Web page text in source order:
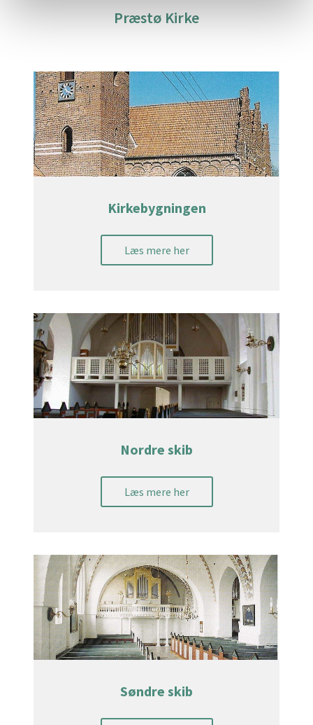
Præstø Kirke
Kirkebygningen
Læs mere her
Nordre skib
Læs mere her
Søndre skib